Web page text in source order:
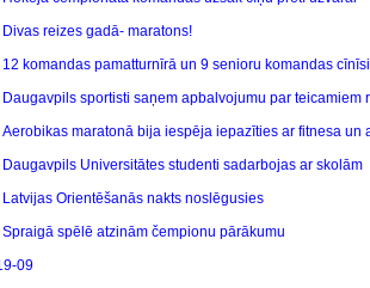
Divas reizes gadā- maratons!
12 komandas pamatturnīrā un 9 senioru komandas
Daugavpils sportisti saņem apbalvojumu par teicamiem
Aerobikas maratonā bija iespēja iepazīties ar fitnesa un
Daugavpils Universitātes studenti sadarbojas ar skolām
Latvijas Orientēšanās nakts noslēgusies
Spraigā spēlē atzinām čempionu pārākumu
09